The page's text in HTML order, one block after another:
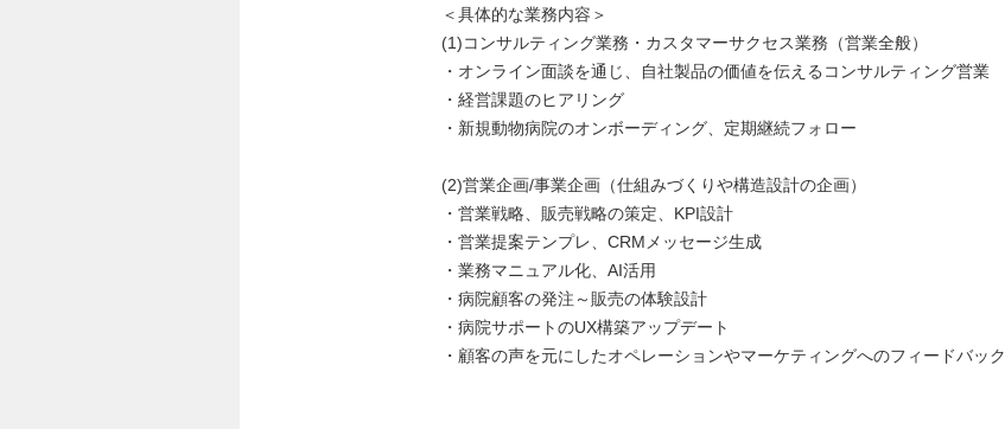
＜具体的な業務内容＞
(1)コンサルティング業務・カスタマーサクセス業務（営業全般）
・オンライン面談を通じ、自社製品の価値を伝えるコンサルティング営業
・経営課題のヒアリング
・新規動物病院のオンボーディング、定期継続フォロー
(2)営業企画/事業企画（仕組みづくりや構造設計の企画）
・営業戦略、販売戦略の策定、KPI設計
・営業提案テンプレ、CRMメッセージ生成
・業務マニュアル化、AI活用
・病院顧客の発注～販売の体験設計
・病院サポートのUX構築アップデート
・顧客の声を元にしたオペレーションやマーケティングへのフィードバック